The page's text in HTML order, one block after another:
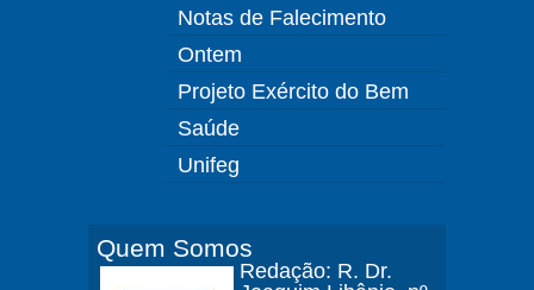
Notas de Falecimento
Ontem
Projeto Exército do Bem
Saúde
Unifeg
Quem Somos
Redação: R. Dr.